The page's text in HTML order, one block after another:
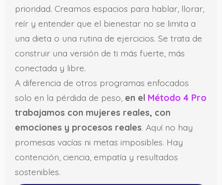
prioridad. Creamos espacios para hablar, llorar,
reír y entender que el bienestar no se limita a
una dieta o una rutina de ejercicios. Se trata de
construir una versión de ti más fuerte, más
conectada y libre.
A diferencia de otros programas enfocados
solo en la pérdida de peso, en el Método 4 Pro
trabajamos con mujeres reales, con
emociones y procesos reales. Aquí no hay
promesas vacías ni metas imposibles. Hay
contención, ciencia, empatía y resultados
sostenibles.